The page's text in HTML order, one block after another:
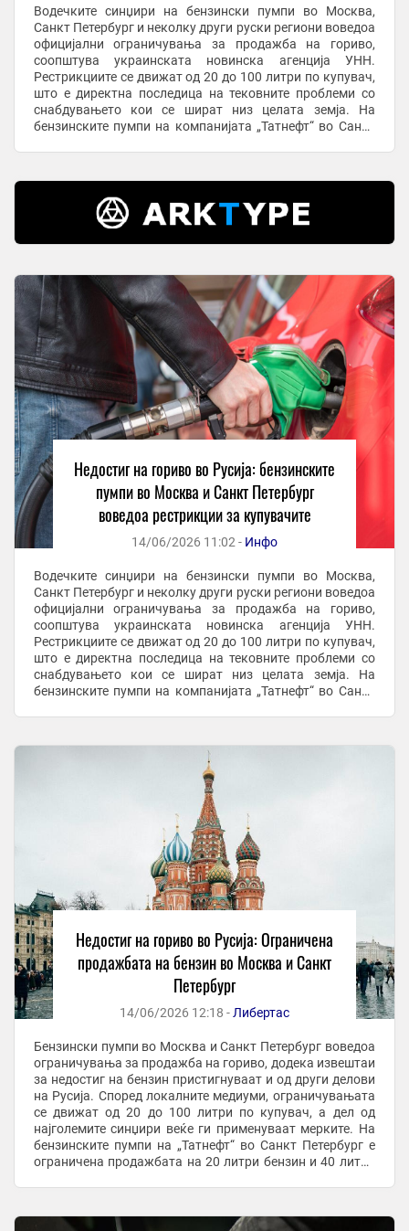
Водечките синџири на бензински пумпи во Москва,
Санкт Петербург и неколку други руски региони воведоа
официјални ограничувања за продажба на гориво,
соопштува украинската новинска агенција УНН.
Рестрикциите се движат од 20 до 100 литри по купувач,
што е директна последица на тековните проблеми со
снабдувањето кои се шират низ целата земја. На
бензинските пумпи на компанијата „Татнефт“ во Санкт
Недостиг на гориво во Русија: бензинските
пумпи во Москва и Санкт Петербург
воведоа рестрикции за купувачите
14/06/2026 11:02 - Инфо
Водечките синџири на бензински пумпи во Москва,
Санкт Петербург и неколку други руски региони воведоа
официјални ограничувања за продажба на гориво,
соопштува украинската новинска агенција УНН.
Рестрикциите се движат од 20 до 100 литри по купувач,
што е директна последица на тековните проблеми со
снабдувањето кои се шират низ целата земја. На
бензинските пумпи на компанијата „Татнефт“ во Санкт
Недостиг на гориво во Русија: Ограничена
продажбата на бензин во Москва и Санкт
Петербург
14/06/2026 12:18 - Либертас
Бензински пумпи во Москва и Санкт Петербург воведоа
ограничувања за продажба на гориво, додека извештаи
за недостиг на бензин пристигнуваат и од други делови
на Русија. Според локалните медиуми, ограничувањата
се движат од 20 до 100 литри по купувач, а дел од
најголемите синџири веќе ги применуваат мерките. На
бензинските пумпи на „Татнефт“ во Санкт Петербург е
ограничена продажбата на 20 литри бензин и 40 литри